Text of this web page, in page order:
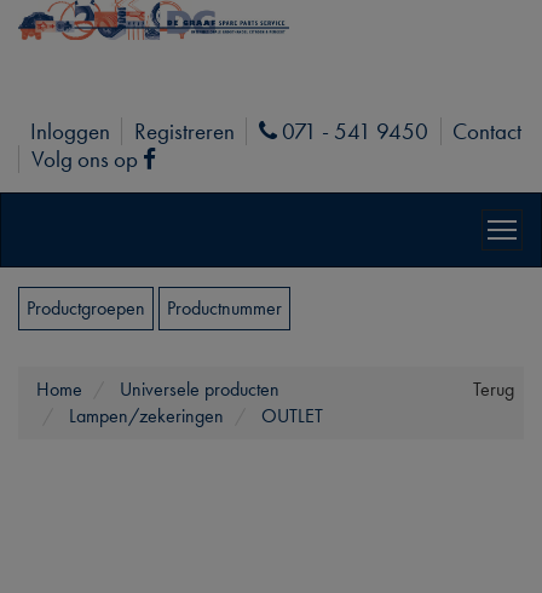
Inloggen Registreren Phone
071 - 541 9450
Contact
Volg ons op
Facebook
Productgroepen Productnummer
Terug
Home
Universele producten
Lampen/zekeringen
OUTLET